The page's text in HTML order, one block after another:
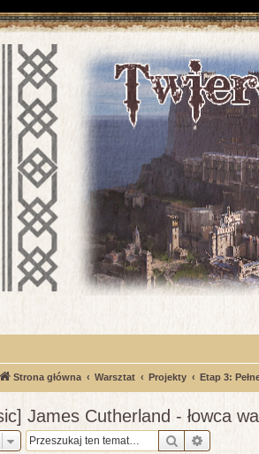
Strona główna Warsztat Projekty Etap 3:
James Cutherland - łowca
Szukaj